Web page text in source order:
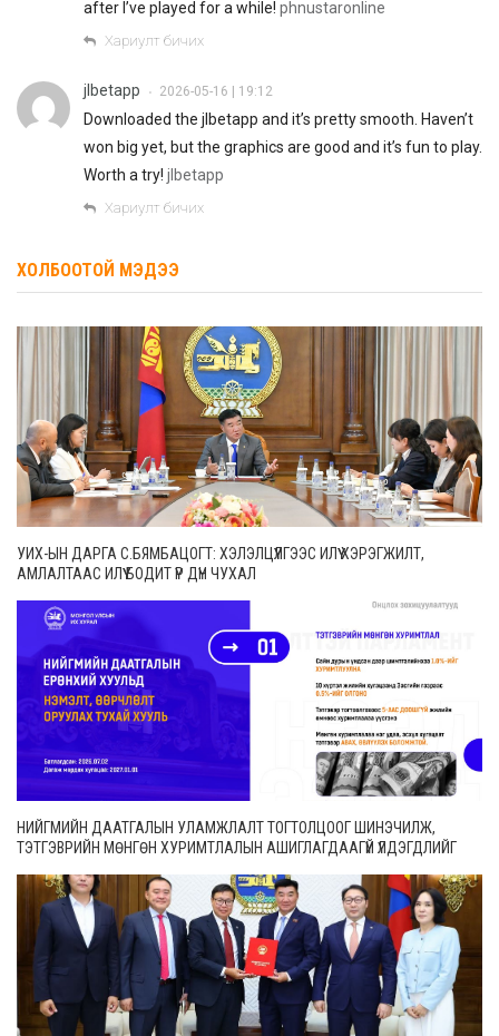
after I’ve played for a while! phnustaronline
Хариулт бичих
jlbetapp • 2026-05-16 | 19:12
Downloaded the jlbetapp and it’s pretty smooth. Haven’t
won big yet, but the graphics are good and it’s fun to play.
Worth a try! jlbetapp
Хариулт бичих
ХОЛБООТОЙ МЭДЭЭ
УИХ-ЫН ДАРГА С.БЯМБАЦОГТ: ХЭЛЭЛЦҮҮЛГЭЭС ИЛҮҮ ХЭРЭГЖИЛТ,
АМЛАЛТААС ИЛҮҮ БОДИТ ҮР ДҮН ЧУХАЛ
НИЙГМИЙН ДААТГАЛЫН УЛАМЖЛАЛТ ТОГТОЛЦООГ ШИНЭЧИЛЖ,
ТЭТГЭВРИЙН МӨНГӨН ХУРИМТЛАЛЫН АШИГЛАГДААГҮЙ ҮЛДЭГДЛИЙГ